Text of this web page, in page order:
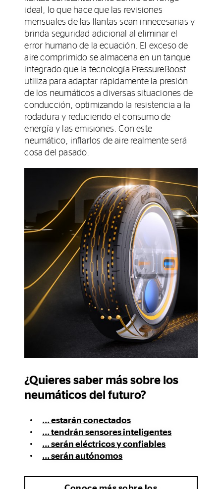
ideal, lo que hace que las revisiones
mensuales de las llantas sean innecesarias y
brinda seguridad adicional al eliminar el
error humano de la ecuación. El exceso de
aire comprimido se almacena en un tanque
integrado que la tecnología PressureBoost
utiliza para adaptar rápidamente la presión
de los neumáticos a diversas situaciones de
conducción, optimizando la resistencia a la
rodadura y reduciendo el consumo de
energía y las emisiones. Con este
neumático, inflarlos de aire realmente será
cosa del pasado.
¿Quieres saber más sobre los
neumáticos del futuro?
... estarán conectados
... tendrán sensores inteligentes
... serán eléctricos y confiables
... serán autónomos